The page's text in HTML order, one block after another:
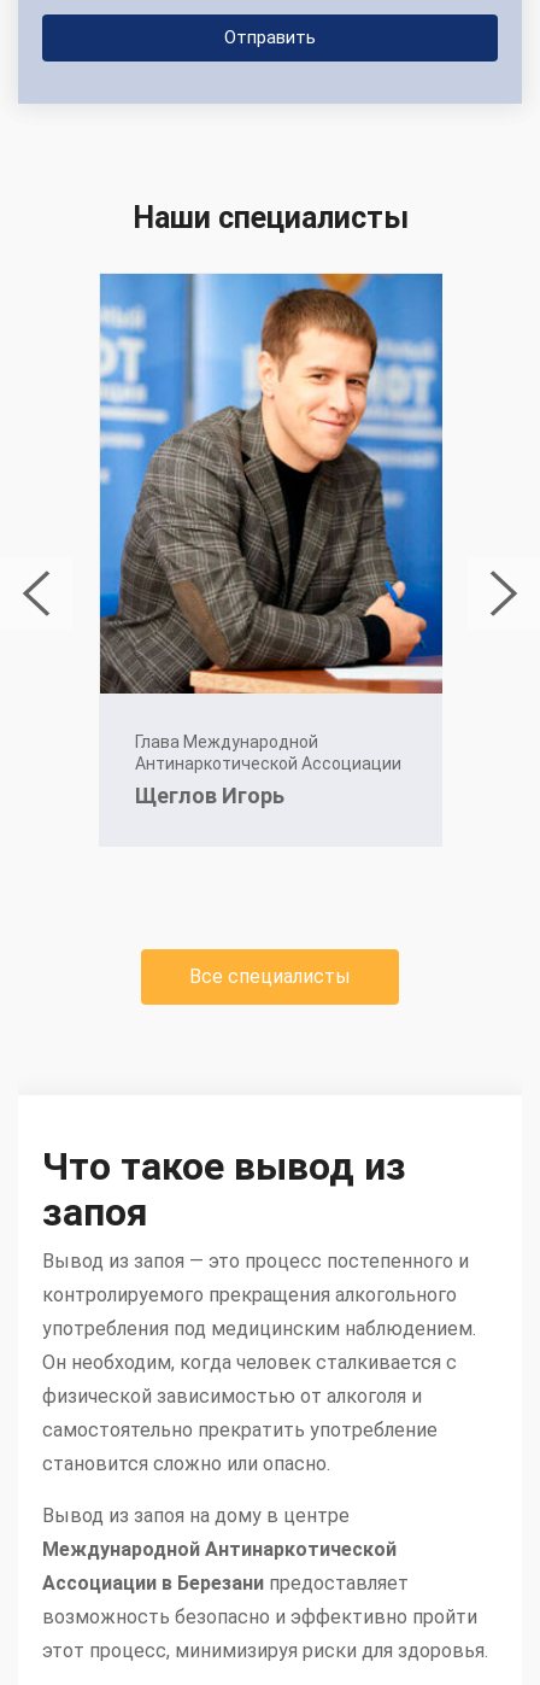
Наши специалисты
Глава Международной
Антинаркотической Ассоциации
Щеглов Игорь
Все специалисты
Что такое вывод из
запоя
Вывод из запоя — это процесс постепенного и
контролируемого прекращения алкогольного
употребления под медицинским наблюдением.
Он необходим, когда человек сталкивается с
физической зависимостью от алкоголя и
самостоятельно прекратить употребление
становится сложно или опасно.
Вывод из запоя на дому в центре
Международной Антинаркотической
Ассоциации в Березани предоставляет
возможность безопасно и эффективно пройти
этот процесс, минимизируя риски для здоровья.